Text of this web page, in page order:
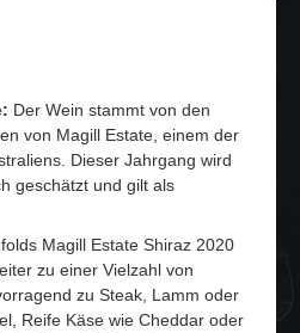
Der Wein stammt von den
von Magill Estate, einem der
Dieser Jahrgang wird
geschätzt und gilt als
Magill Estate Shiraz 2020
zu einer Vielzahl von
zu Steak, Lamm oder
Reife Käse wie Cheddar oder